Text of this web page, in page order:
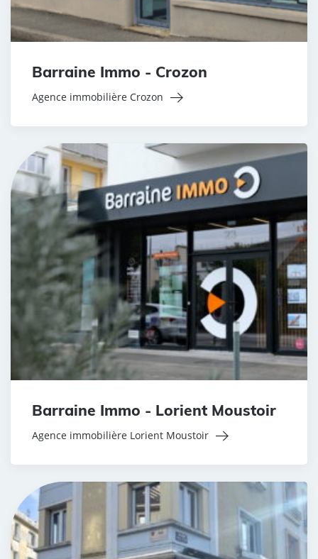
Barraine Immo - Crozon
Agence immobilière Crozon
Barraine Immo - Lorient Moustoir
Agence immobilière Lorient Moustoir